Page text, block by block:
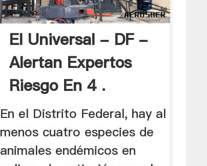
El Universal - DF -
Alertan Expertos
Riesgo En 4 .
En el Distrito Federal, hay al
menos cuatro especies de
animales endémicos en